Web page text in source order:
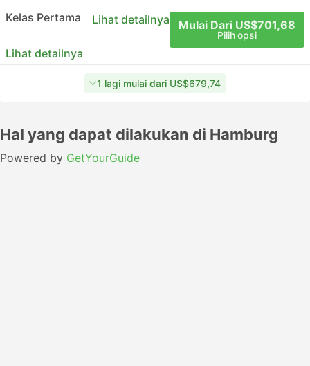
Kelas Pertama
Lihat detailnya Mulai Dari US$701,68
Pilih opsi
Lihat detailnya
1 lagi mulai dari US$679,74
Hal yang dapat dilakukan di Hamburg
Powered by GetYourGuide